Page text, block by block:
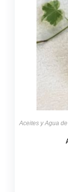
Aceites y Agua de